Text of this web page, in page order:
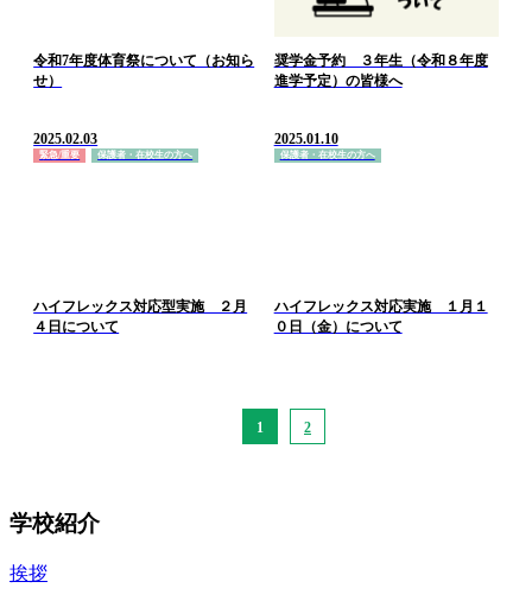
令和7年度体育祭について（お知ら
せ）
奨学金予約 ３年生（令和８年度
進学予定）の皆様へ
2025.02.03
緊急/重要 保護者・在校生の方へ
ハイフレックス対応型実施 ２月
４日について
2025.01.10
保護者・在校生の方へ
ハイフレックス対応実施 １月１
０日（金）について
1 2
学校紹介
挨拶